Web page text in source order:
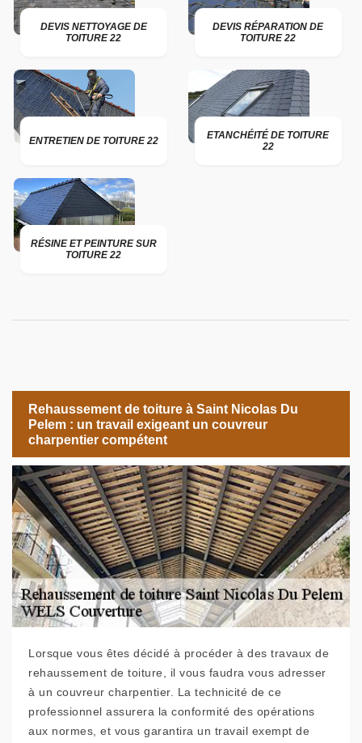
DEVIS NETTOYAGE DE
TOITURE 22
DEVIS RÉPARATION DE
TOITURE 22
ENTRETIEN DE TOITURE 22
ETANCHÉITÉ DE TOITURE
22
RÉSINE ET PEINTURE SUR
TOITURE 22
Rehaussement de toiture à Saint Nicolas Du
Pelem : un travail exigeant un couvreur
charpentier compétent
Lorsque vous êtes décidé à procéder à des travaux de
rehaussement de toiture, il vous faudra vous adresser
à un couvreur charpentier. La technicité de ce
professionnel assurera la conformité des opérations
aux normes, et vous garantira un travail exempt de